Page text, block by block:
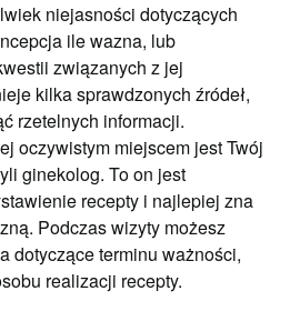
niejasności dotyczących
ile wazna, lub
związanych z jej
kilka sprawdzonych źródeł,
rzetelnych informacji.
oczywistym miejscem jest Twój
ginekolog. To on jest
recepty i najlepiej zna
Podczas wizyty możesz
dotyczące terminu ważności,
realizacji recepty.